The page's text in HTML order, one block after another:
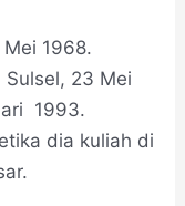
1968.
Sulsel, 23 Mei
1993.
dia kuliah di